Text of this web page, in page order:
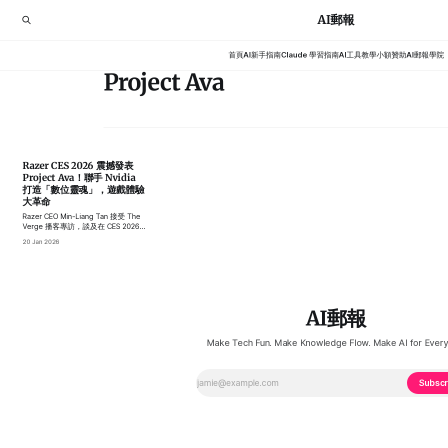
AI郵報
首頁AI新手指南Claude 學習指南AI工具教學小額贊助AI郵報學院
Project Ava
Razer CES 2026 震撼發表
Project Ava！聯手 Nvidia
打造「數位靈魂」，遊戲體驗
大革命
Razer CEO Min-Liang Tan 接受 The
Verge 播客專訪，談及在 CES 2026
Razer 從硬體製造商轉型 AI 生態玩家
20 Jan 2026
AI郵報
Make Tech Fun. Make Knowledge Flow. Make AI for